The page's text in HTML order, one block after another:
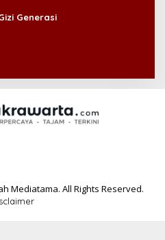
Generasi
Mediatama. All Rights Reserved.